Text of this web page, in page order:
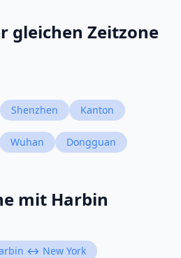
gleichen Zeitzone
Shenzhen Kanton
Wuhan Dongguan
mit Harbin
↔ New York